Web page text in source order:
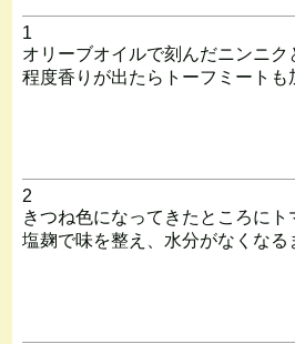
1
オリーブオイルで刻んだニンニク
程度香りが出たらトーフミートも
2
きつね色になってきたところにト
塩麹で味を整え、水分がなくなる